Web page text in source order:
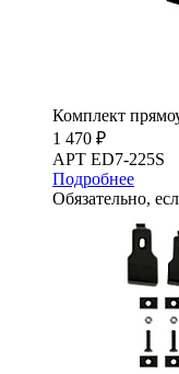
Комплект
1 470 ₽
АРТ ED7-225S
Подробнее
Обязательно,